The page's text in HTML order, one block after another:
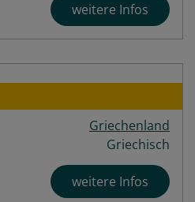
weitere Infos
Griechenland
Griechisch
weitere Infos